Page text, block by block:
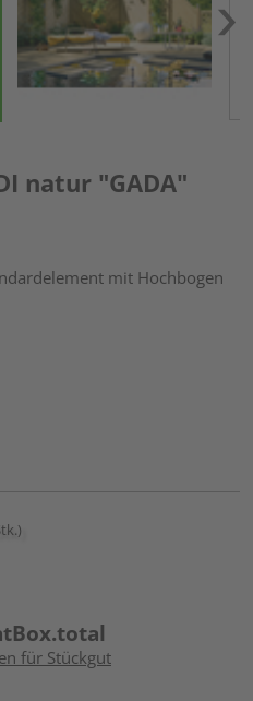
natur "GADA"
mit Hochbogen
für Stückgut